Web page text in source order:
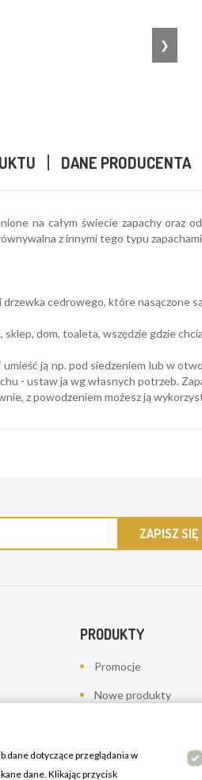
❯
DANE PRODUCENTA
na całym świecie zapachy oraz
z innymi tego typu
drzewka cedrowego, które nasączone
sklep, dom, toaleta, wszędzie gdzie
ją np. pod siedzeniem lub w
- ustaw ja wg własnych potrzeb.
z powodzeniem możesz ją
PRODUKTY
Promocje
Nowe produkty
dane dotyczące przeglądania w
dane. Klikając przycisk